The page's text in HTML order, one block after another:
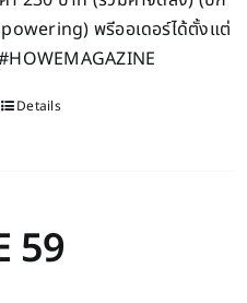
พรีออเดอร์ได้ตั้งแต่
Details
59